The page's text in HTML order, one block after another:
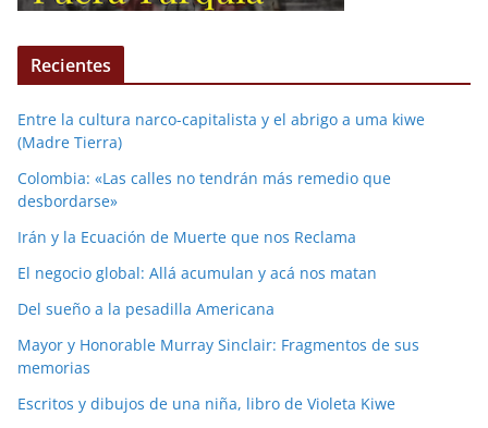
Recientes
Entre la cultura narco-capitalista y el abrigo a uma kiwe
(Madre Tierra)
Colombia: «Las calles no tendrán más remedio que
desbordarse»
Irán y la Ecuación de Muerte que nos Reclama
El negocio global: Allá acumulan y acá nos matan
Del sueño a la pesadilla Americana
Mayor y Honorable Murray Sinclair: Fragmentos de sus
memorias
Escritos y dibujos de una niña, libro de Violeta Kiwe